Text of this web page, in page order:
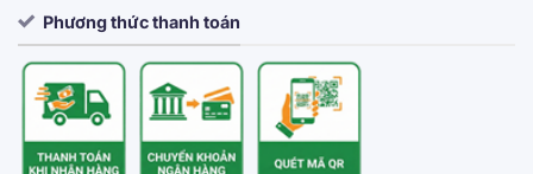
Phương thức thanh toán